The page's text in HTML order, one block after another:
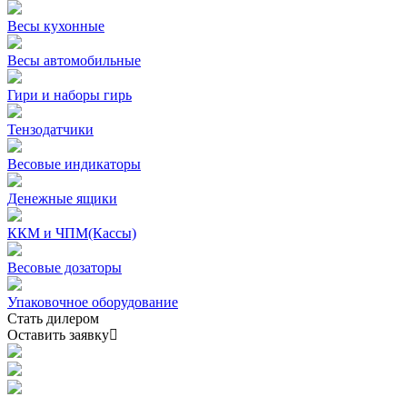
Весы кухонные
Весы автомобильные
Гири и наборы гирь
Тензодатчики
Весовые индикаторы
Денежные ящики
ККМ и ЧПМ(Кассы)
Весовые дозаторы
Упаковочное оборудование
Стать дилером
Оставить заявку